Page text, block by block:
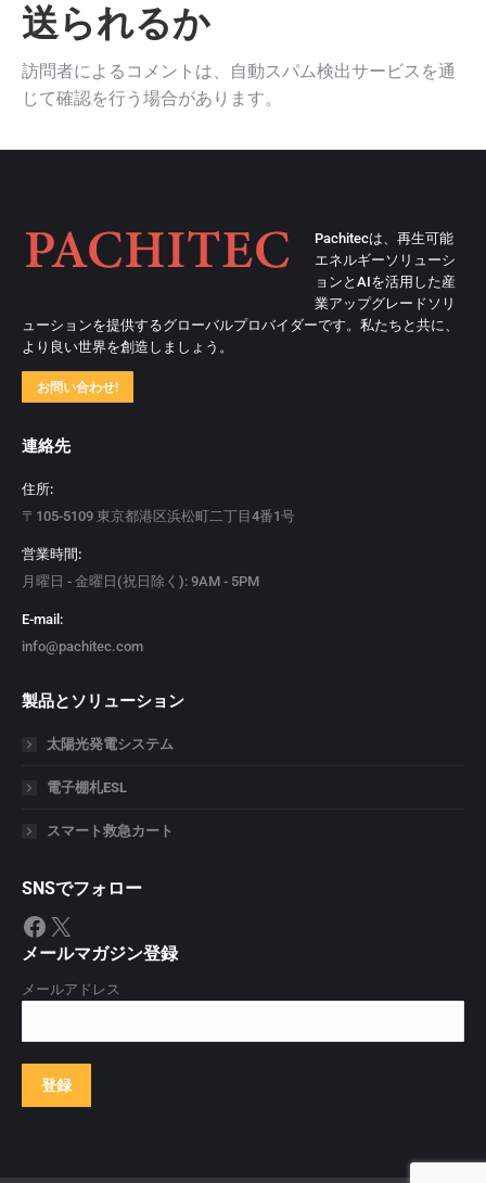
送られるか
訪問者によるコメントは、自動スパム検出サービスを通
じて確認を行う場合があります。
Pachitecは、再生可能
エネルギーソリューシ
ョンとAIを活用した産
業アップグレードソリ
ューションを提供するグローバルプロバイダーです。私たちと共に、
より良い世界を創造しましょう。
お問い合わせ!
連絡先
住所:
〒105-5109 東京都港区浜松町二丁目4番1号
営業時間:
月曜日 - 金曜日(祝日除く): 9AM - 5PM
E-mail:
info@pachitec.com
製品とソリューション
太陽光発電システム
電子棚札ESL
スマート救急カート
SNSでフォロー
Facebook
X
メールマガジン登録
メールアドレス